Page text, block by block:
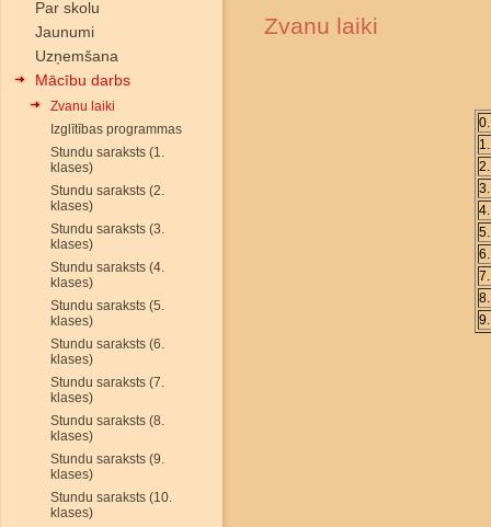
Par skolu
Jaunumi
Uzņemšana
Mācību darbs
Zvanu laiki
Izglītības programmas
Stundu saraksts (1.
klases)
Stundu saraksts (2.
klases)
Stundu saraksts (3.
klases)
Stundu saraksts (4.
klases)
Stundu saraksts (5.
klases)
Stundu saraksts (6.
klases)
Stundu saraksts (7.
klases)
Stundu saraksts (8.
klases)
Stundu saraksts (9.
klases)
Stundu saraksts (10.
klases)
Zvanu laiki